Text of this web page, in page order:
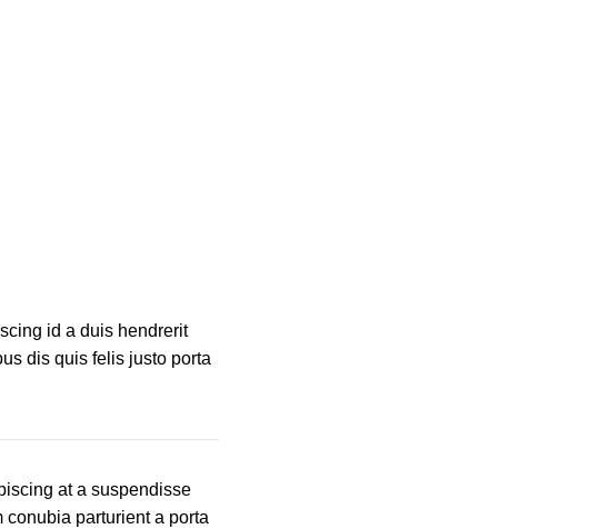
id a duis hendrerit
dis quis felis justo porta
at a suspendisse
parturient a porta